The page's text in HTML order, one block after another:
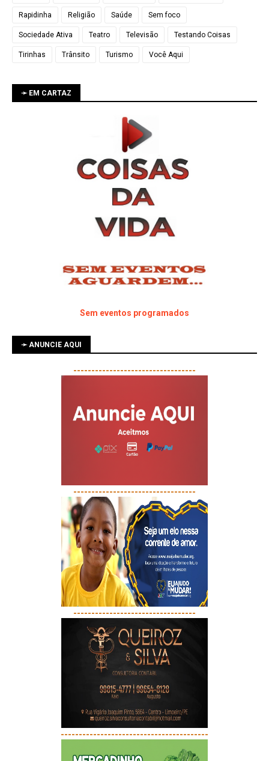
Rapidinha Religião Saúde Sem foco
Sociedade Ativa Teatro Televisão Testando Coisas
Tirinhas Trânsito Turismo Você Aqui
➛ EM CARTAZ
Sem eventos programados
➛ ANUNCIE AQUI
----------------------------------
----------------------------------
----------------------------------
-----------------------------------------